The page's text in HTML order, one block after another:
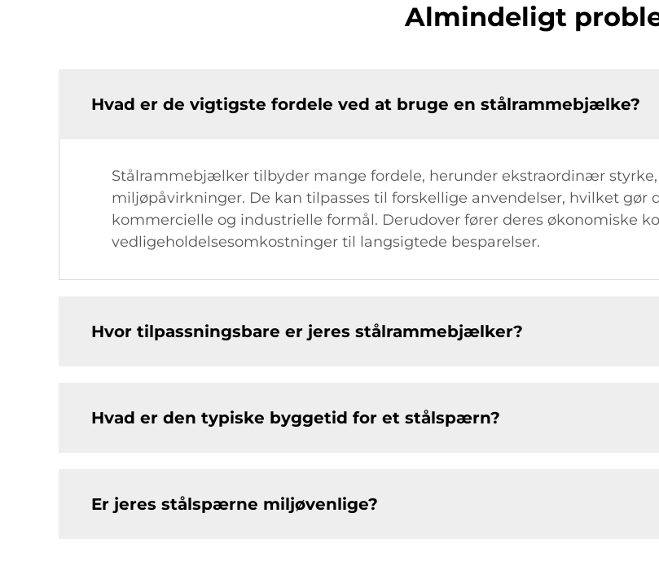
Almindeligt
Hvad er de vigtigste fordele ved at bruge en stålrammebjælke?
Stålrammebjælker tilbyder mange fordele, herunder ekstraordinær
miljøpåvirkninger. De kan tilpasses til forskellige anvendelser, hvilket
kommercielle og industrielle formål. Derudover fører deres økonomiske
vedligeholdelsesomkostninger til langsigtede besparelser.
Hvor tilpassningsbare er jeres stålrammebjælker?
Hvad er den typiske byggetid for et stålspærn?
Er jeres stålspærne miljøvenlige?